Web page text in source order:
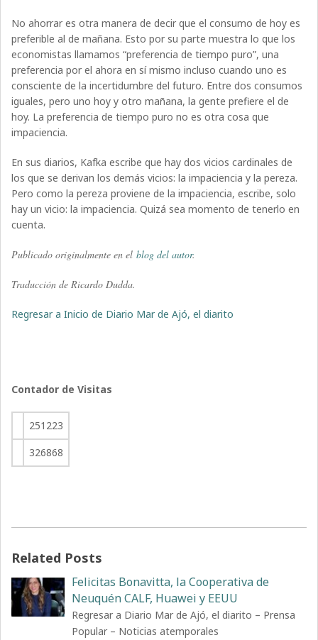
No ahorrar es otra manera de decir que el consumo de hoy es
preferible al de mañana. Esto por su parte muestra lo que los
economistas llamamos “preferencia de tiempo puro”, una
preferencia por el ahora en sí mismo incluso cuando uno es
consciente de la incertidumbre del futuro. Entre dos consumos
iguales, pero uno hoy y otro mañana, la gente prefiere el de
hoy. La preferencia de tiempo puro no es otra cosa que
impaciencia.
En sus diarios, Kafka escribe que hay dos vicios cardinales de
los que se derivan los demás vicios: la impaciencia y la pereza.
Pero como la pereza proviene de la impaciencia, escribe, solo
hay un vicio: la impaciencia. Quizá sea momento de tenerlo en
cuenta.
Publicado originalmente en elblog del autor.
Traducción de Ricardo Dudda.
Regresar a Inicio de Diario Mar de Ajó, el diarito
Contador de Visitas
251223
326868
Related Posts
Felicitas Bonavitta, la Cooperativa de
Neuquén CALF, Huawei y EEUU
Regresar a Diario Mar de Ajó, el diarito – Prensa
Popular – Noticias atemporales